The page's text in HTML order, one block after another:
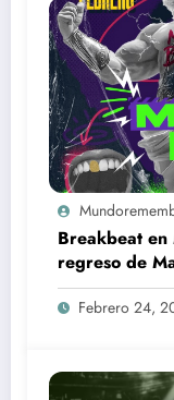
Breakbeat
regreso de
febrero
Febrero 24,